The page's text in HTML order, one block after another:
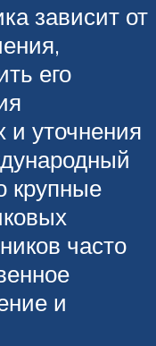
зависит от
его
и уточнения
крупные
часто
и